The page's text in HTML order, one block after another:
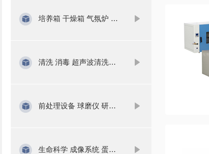
培养箱 干燥箱 气氛炉 水浴锅 振荡器
清洗 消毒 超声波清洗机 洗瓶机
前处理设备 球磨仪 研磨仪 氮吹仪 固相萃取
生命科学 成像系统 蛋白检测